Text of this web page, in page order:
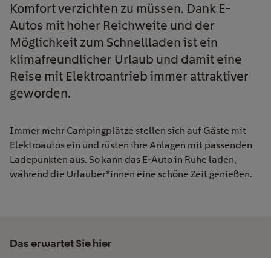
Komfort verzichten zu müssen. Dank E-
Autos mit hoher Reichweite und der
Möglichkeit zum Schnellladen ist ein
klimafreundlicher Urlaub und damit eine
Reise mit Elektroantrieb immer attraktiver
geworden.
Immer mehr Campingplätze stellen sich auf Gäste mit
Elektroautos ein und rüsten ihre Anlagen mit passenden
Ladepunkten aus. So kann das E-Auto in Ruhe laden,
während die Urlauber*innen eine schöne Zeit genießen.
Das erwartet Sie hier